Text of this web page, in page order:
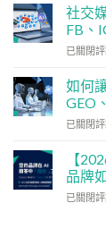
分
配？
香
港
小
企
大
策
基
建
檢
查
單：
如
讓
變
機
社交
FB、
社
媒
體
如
何
GEO
(AISEO)
效
已關閉
如何
GEO
如
企
業
或
已關閉
【
品牌
【2026
已關閉